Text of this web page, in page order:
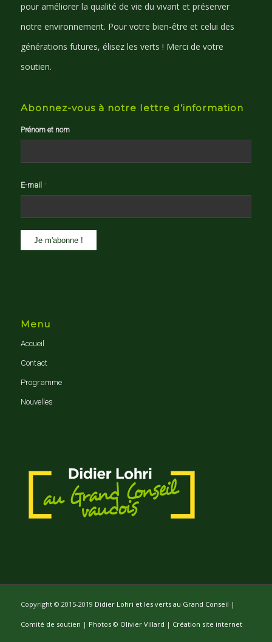
pour améliorer la qualité de vie du vivant et préserver
notre environnement. Pour votre bien-être et celui des
générations futures, élisez les verts ! Merci de votre
soutien.
Abonnez-vous à notre lettre d’information
Prénom et nom
E-mail *
Menu
Accueil
Contact
Programme
Nouvelles
Copyright © 2015-2019 Didier Lohri et les verts au Grand Conseil |
Comité de soutien | Photos © Olivier Villard | Création site internet